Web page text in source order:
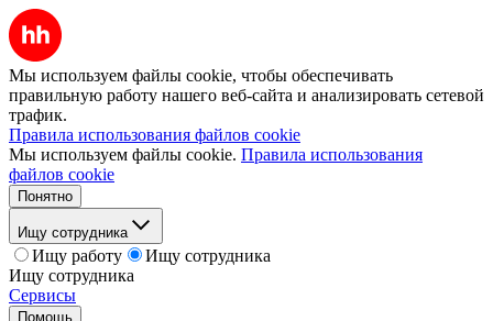
Мы используем файлы cookie, чтобы обеспечивать
правильную работу нашего веб-сайта и анализировать сетевой
трафик.
Правила использования файлов cookie
Мы используем файлы cookie. Правила использования
файлов cookie
Понятно
Ищу сотрудника
Ищу работу
Ищу сотрудника
Ищу сотрудника
Сервисы
Помощь